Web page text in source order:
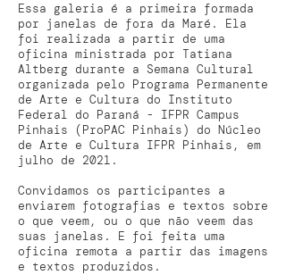
Essa galeria é a primeira formada
por janelas de fora da Maré. Ela
foi realizada a partir de uma
oficina ministrada por Tatiana
Altberg durante a Semana Cultural
organizada pelo Programa Permanente
de Arte e Cultura do Instituto
Federal do Paraná - IFPR Campus
Pinhais (ProPAC Pinhais) do Núcleo
de Arte e Cultura IFPR Pinhais, em
julho de 2021.
Convidamos os participantes a
enviarem fotografias e textos sobre
o que veem, ou o que não veem das
suas janelas. E foi feita uma
oficina remota a partir das imagens
e textos produzidos.